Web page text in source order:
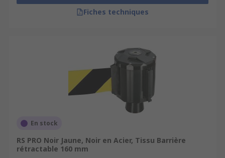
Fiches techniques
En stock
RS PRO Noir Jaune, Noir en Acier, Tissu Barrière
rétractable 160 mm